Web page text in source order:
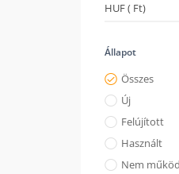
Állapot
Összes
Új
Felújított
Használt
Nem